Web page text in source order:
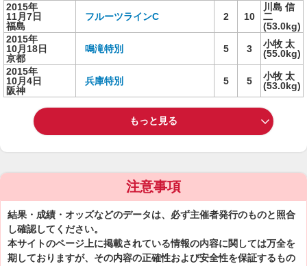
2015年
11月7日
福島
フルーツラインC 2 10
川島 信
二
(53.0kg)
2015年
10月18日
京都
鳴滝特別 5 3
小牧 太
(55.0kg)
2015年
10月4日
阪神
兵庫特別 5 5
小牧 太
(53.0kg)
もっと見る
注意事項
結果・成績・オッズなどのデータは、必ず主催者発行のものと照合
し確認してください。
本サイトのページ上に掲載されている情報の内容に関しては万全を
期しておりますが、その内容の正確性および安全性を保証するもの